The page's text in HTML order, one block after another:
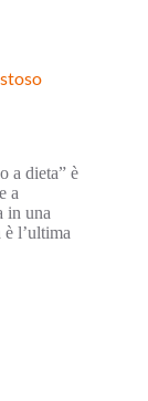
a dieta” è
a
in una
l’ultima